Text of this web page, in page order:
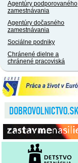
Agentúry podporovaného
zamestnávania
Agentúry dočasného
zamestnávania
Sociálne podniky
Chránené dielne a
chránené pracoviská